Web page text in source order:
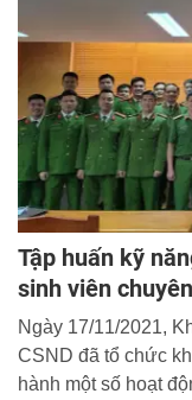
Tập huấn kỹ
sinh viên
Ngày 17/11/2021,
CSND đã tổ chức
hành một số hoạt